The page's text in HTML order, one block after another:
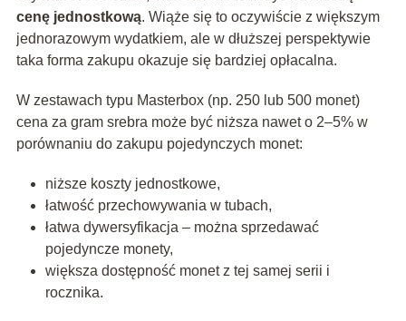
cenę jednostkową. Wiąże się to oczywiście z większym
jednorazowym wydatkiem, ale w dłuższej perspektywie
taka forma zakupu okazuje się bardziej opłacalna.
W zestawach typu Masterbox (np. 250 lub 500 monet)
cena za gram srebra może być niższa nawet o 2–5% w
porównaniu do zakupu pojedynczych monet:
niższe koszty jednostkowe,
łatwość przechowywania w tubach,
łatwa dywersyfikacja – można sprzedawać
pojedyncze monety,
większa dostępność monet z tej samej serii i
rocznika.